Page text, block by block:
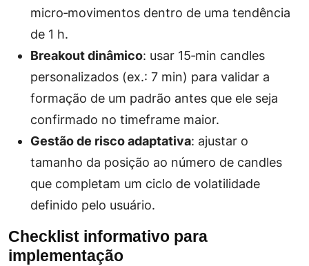
micro‑movimentos dentro de uma tendência
de 1 h.
Breakout dinâmico: usar 15‑min candles
personalizados (ex.: 7 min) para validar a
formação de um padrão antes que ele seja
confirmado no timeframe maior.
Gestão de risco adaptativa: ajustar o
tamanho da posição ao número de candles
que completam um ciclo de volatilidade
definido pelo usuário.
Checklist informativo para
implementação